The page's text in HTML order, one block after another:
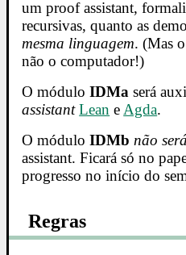
um proof assistant,
recursivas, quanto as
mesma linguagem. (Mas
não o computador!)
O móduloIDMa será
assistant Lean e Agda.
O móduloIDMb não
assistant. Ficará só no
progresso no início do
Regras